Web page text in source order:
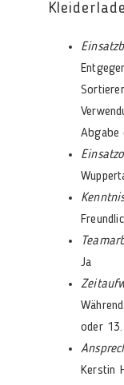
Abgabe
Ja
oder
Kerstin